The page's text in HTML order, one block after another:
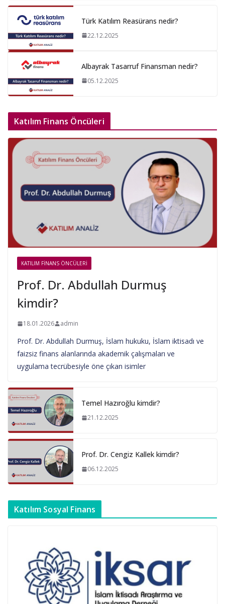
Türk Katılım Reasürans nedir?
22.12.2025
Albayrak Tasarruf Finansman nedir?
05.12.2025
Katılım Finans Öncüleri
KATILIM FINANS ÖNCÜLERI
Prof. Dr. Abdullah Durmuş
kimdir?
18.01.2026 admin
Prof. Dr. Abdullah Durmuş, İslam hukuku, İslam iktisadı ve
faizsiz finans alanlarında akademik çalışmaları ve
uygulama tecrübesiyle öne çıkan isimler
Temel Hazıroğlu kimdir?
21.12.2025
Prof. Dr. Cengiz Kallek kimdir?
06.12.2025
Katılım Sosyal Finans